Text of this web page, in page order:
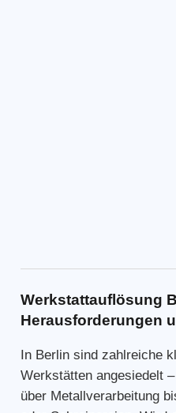
Werkstattauflösung
Herausforderungen
In Berlin sind zahlreiche
Werkstätten angesiedelt
über Metallverarbeitung